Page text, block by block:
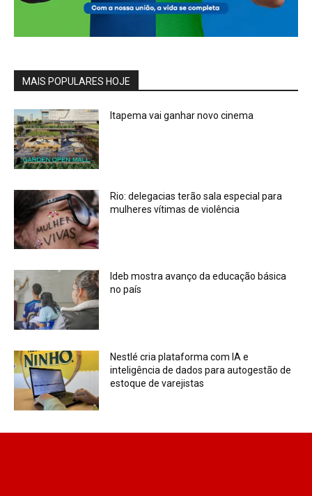
MAIS POPULARES HOJE
Itapema vai ganhar novo cinema
Rio: delegacias terão sala especial para
mulheres vítimas de violência
Ideb mostra avanço da educação básica
no país
Nestlé cria plataforma com IA e
inteligência de dados para autogestão de
estoque de varejistas